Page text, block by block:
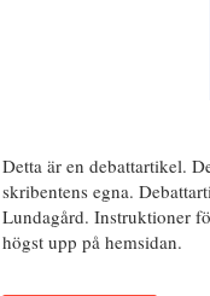
Detta är en debattartikel.
skribentens egna.
Lundagård. Instruktioner
högst upp på hemsidan.